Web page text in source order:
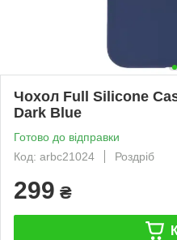
Чохол Full Silicone
Dark Blue
Готово до відправки
Код: arbc21024
Роздріб
299 ₴